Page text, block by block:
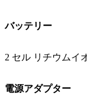
バッテリー
2 セル リチウムイ
電源アダプター